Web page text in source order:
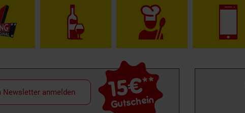
15€**
Gutschein
Newsletter anmelden